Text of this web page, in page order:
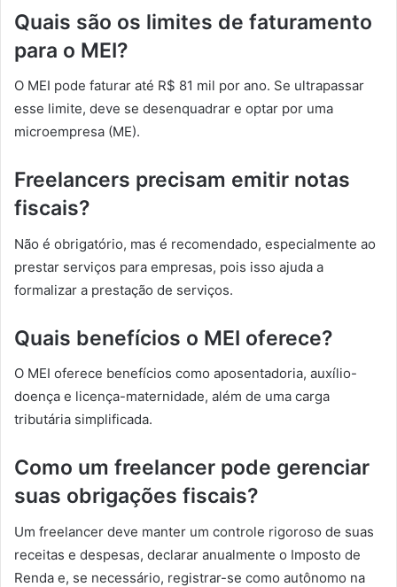
Quais são os limites de faturamento
para o MEI?
O MEI pode faturar até R$ 81 mil por ano. Se ultrapassar
esse limite, deve se desenquadrar e optar por uma
microempresa (ME).
Freelancers precisam emitir notas
fiscais?
Não é obrigatório, mas é recomendado, especialmente ao
prestar serviços para empresas, pois isso ajuda a
formalizar a prestação de serviços.
Quais benefícios o MEI oferece?
O MEI oferece benefícios como aposentadoria, auxílio-
doença e licença-maternidade, além de uma carga
tributária simplificada.
Como um freelancer pode gerenciar
suas obrigações fiscais?
Um freelancer deve manter um controle rigoroso de suas
receitas e despesas, declarar anualmente o Imposto de
Renda e, se necessário, registrar-se como autônomo na